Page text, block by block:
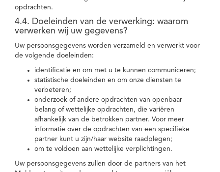
opdrachten.
4.4. Doeleinden van de verwerking: waarom
verwerken wij uw gegevens?
Uw persoonsgegevens worden verzameld en verwerkt voor
de volgende doeleinden:
identificatie en om met u te kunnen communiceren;
statistische doeleinden en om onze diensten te
verbeteren;
onderzoek of andere opdrachten van openbaar
belang of wettelijke opdrachten, die variëren
afhankelijk van de betrokken partner. Voor meer
informatie over de opdrachten van een specifieke
partner kunt u zijn/haar website raadplegen;
om te voldoen aan wettelijke verplichtingen.
Uw persoonsgegevens zullen door de partners van het